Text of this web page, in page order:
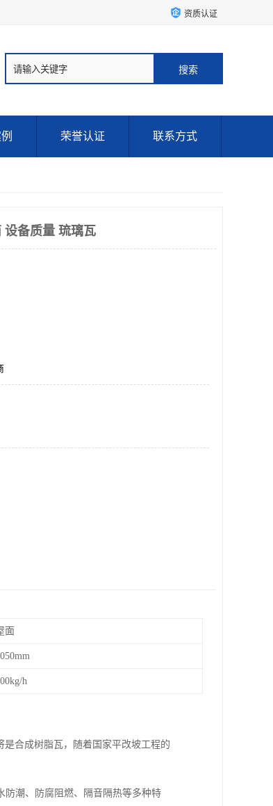
资质认证
荣誉认证 联系方式
设备质量 琉璃瓦
面
h
合成树脂瓦，随着国家平改坡工程的
潮、防腐阻燃、隔音隔热等多种特